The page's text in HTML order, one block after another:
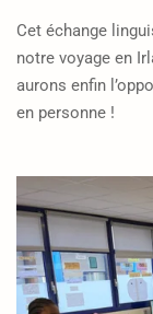
Cet échange
notre voyage en
aurons enfin
en personne !